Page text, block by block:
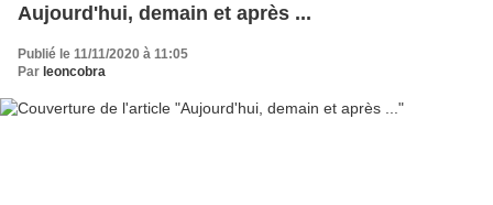
Aujourd'hui, demain et après ...
Publié le 11/11/2020 à 11:05
Par leoncobra